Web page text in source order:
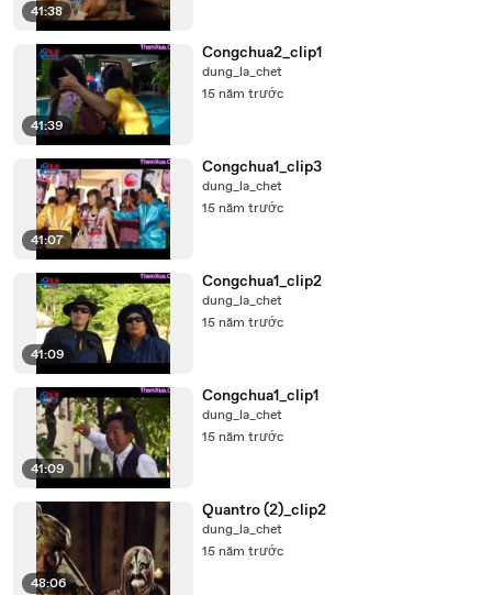
41:38
41:39
Congchua2_clip1
dung_la_chet
15 năm trước
41:07
Congchua1_clip3
dung_la_chet
15 năm trước
41:09
Congchua1_clip2
dung_la_chet
15 năm trước
41:09
Congchua1_clip1
dung_la_chet
15 năm trước
48:06
Quantro (2)_clip2
dung_la_chet
15 năm trước